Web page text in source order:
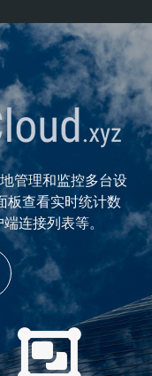
管理和监控多台设
板查看实时统计数
连接列表等。